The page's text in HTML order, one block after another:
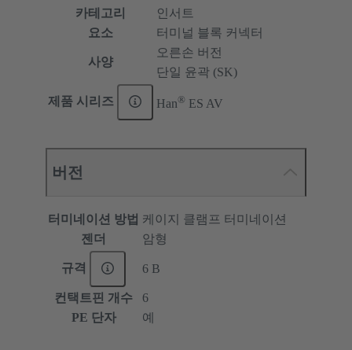
카테고리
인서트
요소
터미널 블록 커넥터
사양
오른손 버전
단일 윤곽 (SK)
제품 시리즈 Han® ES AV
버전
터미네이션 방법 케이지 클램프 터미네이션
젠더
암형
규격 6 B
컨택트핀 개수
6
PE 단자
예